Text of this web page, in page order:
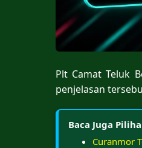
Plt Camat Teluk
penjelasan
Baca Juga
Curanmor